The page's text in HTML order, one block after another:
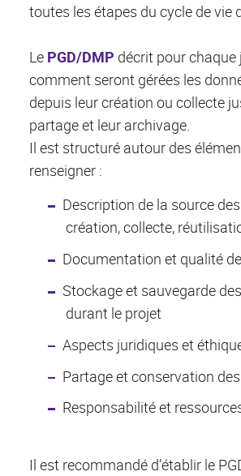
toutes les étapes du cycle de vie
Le PGD/DMP décrit pour chaque
comment seront gérées les
depuis leur création ou collecte
partage et leur archivage.
Il est structuré autour des
renseigner :
Description de la source
création, collecte,
Documentation et qualité
Stockage et sauvegarde
durant le projet
Aspects juridiques et
Partage et conservation
Responsabilité et
Il est recommandé d’établir le